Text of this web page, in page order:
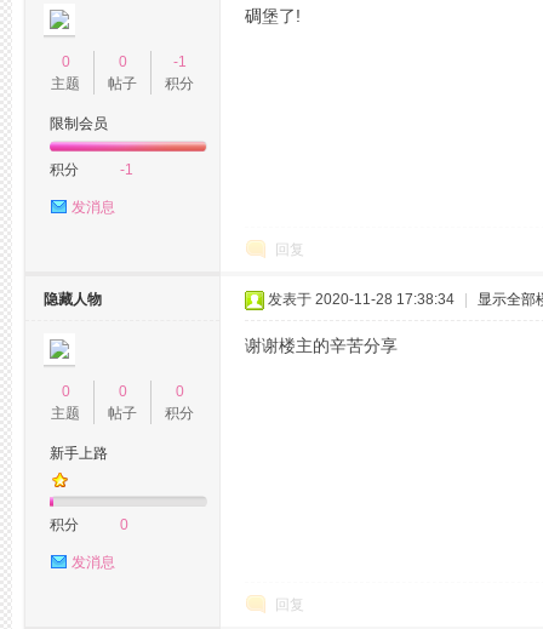
0
主题
0
帖子
-1
积分
限制会员
积分 -1
发消息
碉堡了!
回复
隐藏人物
0
主题
0
帖子
0
积分
新手上路
积分 0
发消息
发表于 2020-11-28 17:38:34 显示全部
谢谢楼主的辛苦分享
回复